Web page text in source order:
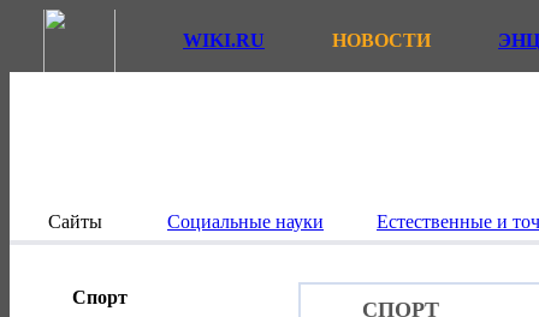
WIKI.RU НОВОСТИ
Сайты Социальные науки Естественные и
Спорт
СПОРТ